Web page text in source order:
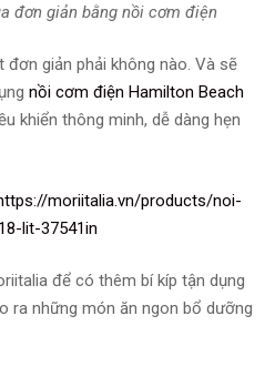
đơn giản bằng nồi cơm điện
giản phải không nào. Và sẽ
nồi cơm điện Hamilton Beach
khiển thông minh, dễ dàng hẹn
moriitalia.vn/products/noi-
lit-37541in
để có thêm bí kíp tận dụng
ra những món ăn ngon bổ dưỡng